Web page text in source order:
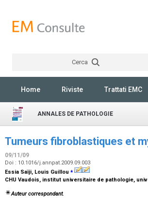
Cerca
Home Riviste Trattati EMC
ANNALES DE PATHOLOGIE
Tumeurs fibroblastiques et
09/11/09
Doi : 10.1016/j.annpat.2009.09.003
Essia Saïji, Louis Guillou ⁎
CHU Vaudois, institut universitaire de pathologie,
Auteur correspondant.